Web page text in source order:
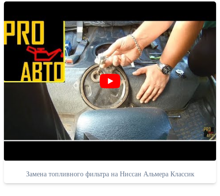
Замена топливного фильтра на Ниссан Альмера Классик